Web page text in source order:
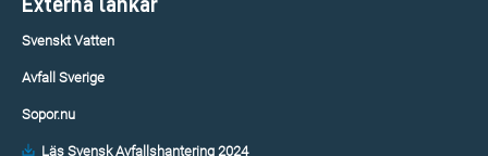
Externa länkar
Svenskt Vatten
Avfall Sverige
Sopor.nu
Läs Svensk Avfallshantering 2024